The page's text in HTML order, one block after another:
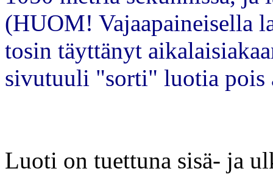
(HUOM! Vajaapaineisella
tosin täyttänyt
sivutuuli "sorti" luotia pois
Luoti on tuettuna sisä- ja